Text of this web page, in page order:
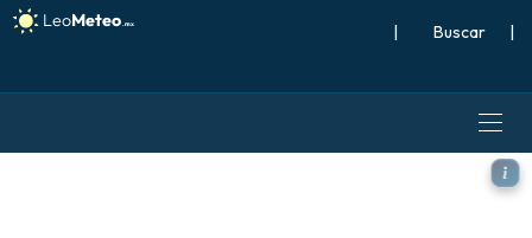
| |
GFS modelo - Italia,